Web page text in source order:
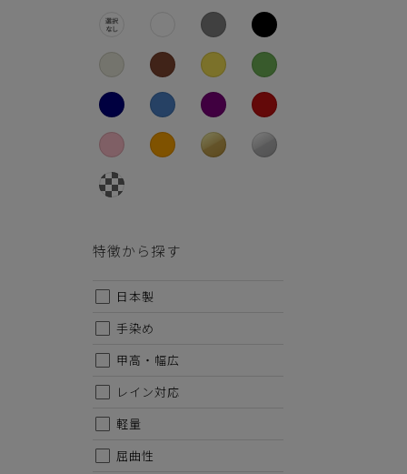
特徴から探す
日本製
手染め
甲高・幅広
レイン対応
軽量
屈曲性